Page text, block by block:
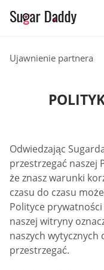
Ujawnienie partnera
Odwiedzając
przestrzegać naszej
że znasz warunki
czasu do czasu
Polityce
naszej witryny
naszych wytycznych
przestrzegać.